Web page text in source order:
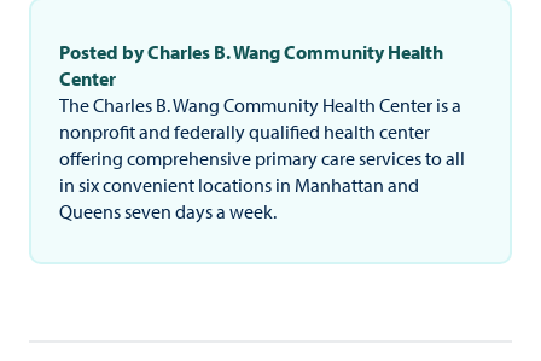
Posted by Charles B. Wang Community Health
Center
The Charles B. Wang Community Health Center is a
nonprofit and federally qualified health center
offering comprehensive primary care services to all
in six convenient locations in Manhattan and
Queens seven days a week.